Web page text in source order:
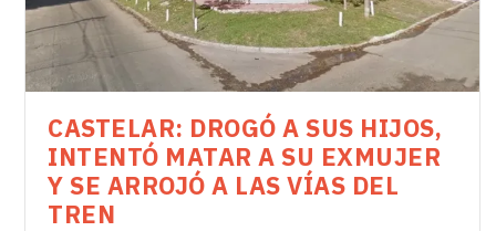
CASTELAR: DROGÓ A SUS HIJOS,
INTENTÓ MATAR A SU EXMUJER
Y SE ARROJÓ A LAS VÍAS DEL
TREN